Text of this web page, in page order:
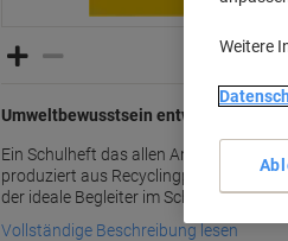
Umweltbewusstsein entwickeln –
Ein Schulheft das allen Ansprüchen
produziert aus Recyclingpapier und
der ideale Begleiter im Schulalltag.
Vollständige Beschreibung lesen
Weitere